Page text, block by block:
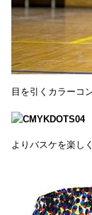
目を引くカラーコ
よりバスケを楽し